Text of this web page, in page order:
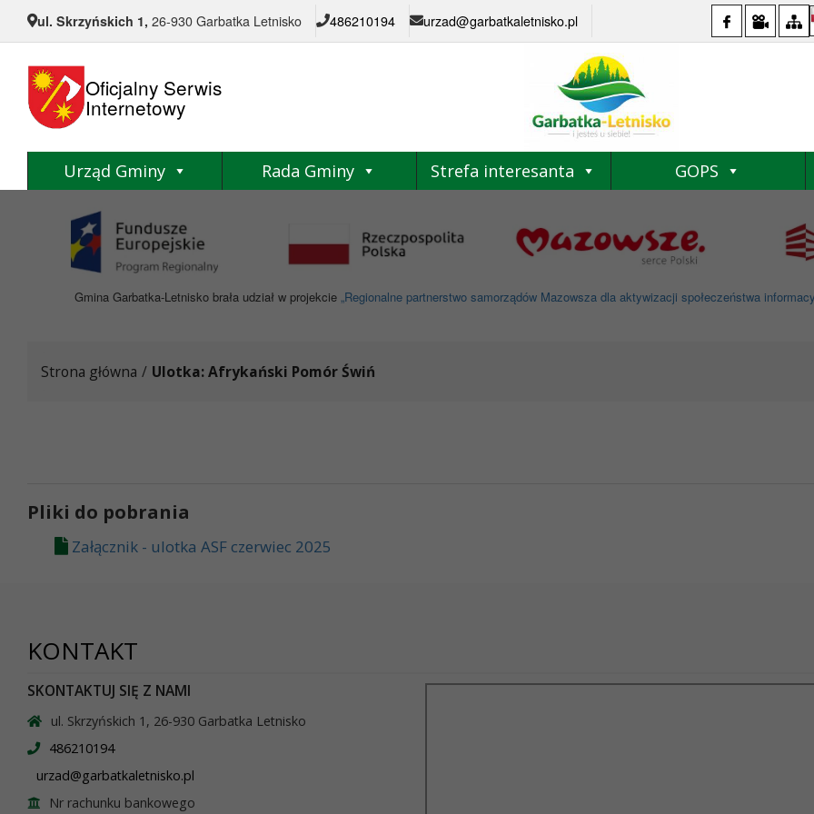
ul. Skrzyńskich 1, 26-930 Garbatka Letnisko 486210194 urzad@garbatkaletnisko.pl
Oficjalny Serwis
Internetowy
Urząd Gminy Rada Gminy Strefa interesanta GOPS
Gmina Garbatka-Letnisko brała udział w projekcie „Regionalne partnerstwo samorządów Mazowsza dla aktywizacji społeczeństwa
Strona główna / Ulotka: Afrykański Pomór Świń
Pliki do pobrania
Załącznik - ulotka ASF czerwiec 2025
KONTAKT
SKONTAKTUJ SIĘ Z NAMI
ul. Skrzyńskich 1, 26-930 Garbatka Letnisko
486210194
urzad@garbatkaletnisko.pl
Nr rachunku bankowego